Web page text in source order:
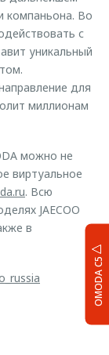
OMODA C5
компаньона. Во
с
уникальный
для
миллионам
можно не
виртуальное
. Всю
JAECOO
в